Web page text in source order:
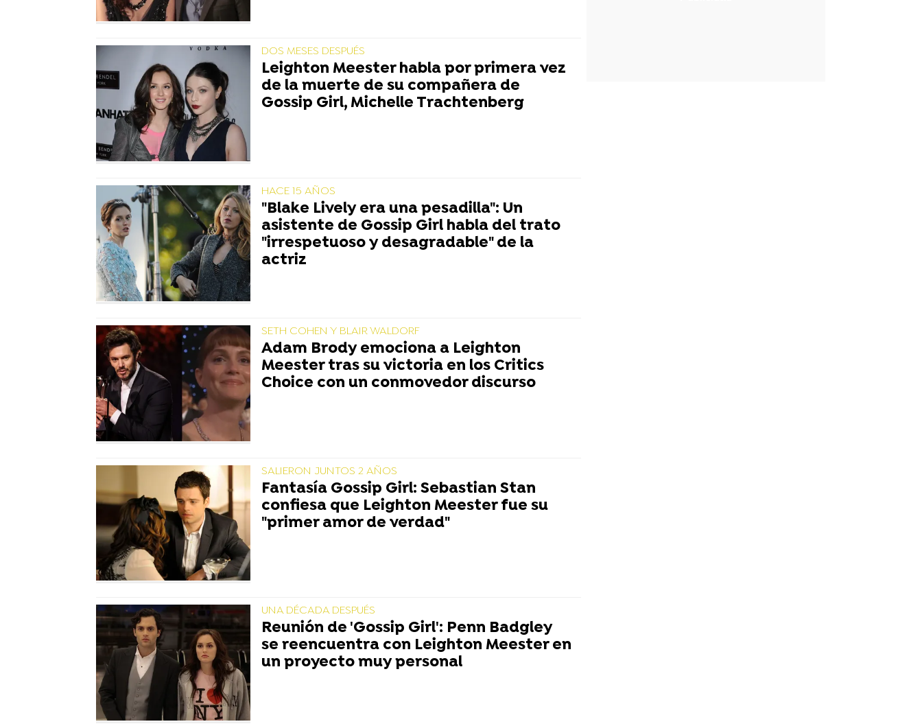
DOS MESES DESPUÉS
Leighton Meester habla por primera vez
de la muerte de su compañera de
Gossip Girl, Michelle Trachtenberg
HACE 15 AÑOS
"Blake Lively era una pesadilla": Un
asistente de Gossip Girl habla del trato
"irrespetuoso y desagradable" de la
actriz
SETH COHEN Y BLAIR WALDORF
Adam Brody emociona a Leighton
Meester tras su victoria en los Critics
Choice con un conmovedor discurso
SALIERON JUNTOS 2 AÑOS
Fantasía Gossip Girl: Sebastian Stan
confiesa que Leighton Meester fue su
"primer amor de verdad"
UNA DÉCADA DESPUÉS
Reunión de 'Gossip Girl': Penn Badgley
se reencuentra con Leighton Meester en
un proyecto muy personal